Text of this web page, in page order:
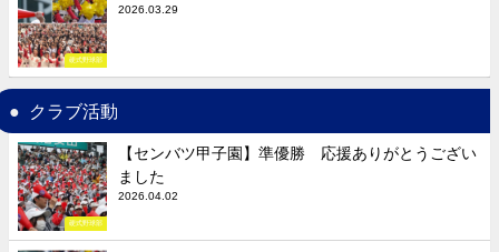
硬式野球部
2026.03.29
クラブ活動
硬式野球部
【センバツ甲子園】準優勝 応援ありがとうござい
ました
2026.04.02